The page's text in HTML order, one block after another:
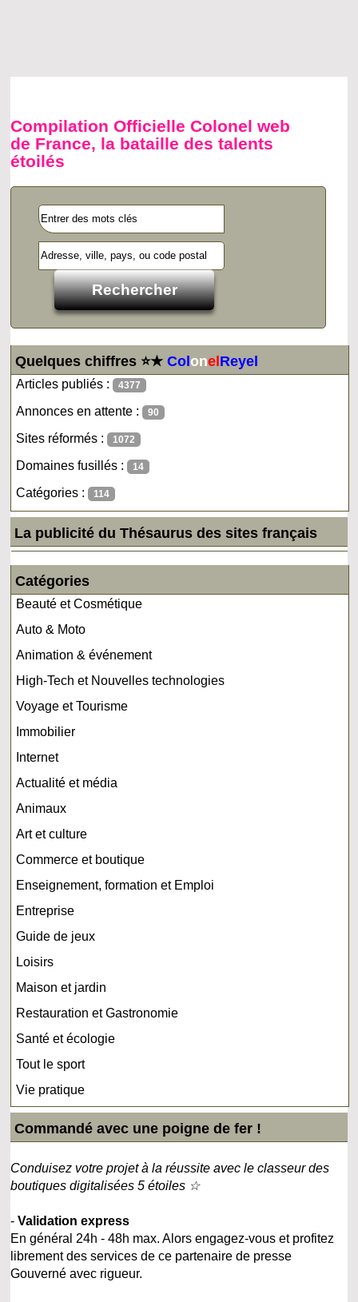
Compilation Officielle Colonel web
de France, la bataille des talents
étoilés
Quelques chiffres ⭐★ColonelReyel
Articles publiés : 4377
Annonces en attente : 90
Sites réformés : 1072
Domaines fusillés : 14
Catégories : 114
La publicité du Thésaurus des sites français
Catégories
Beauté et Cosmétique
Auto & Moto
Animation & événement
High-Tech et Nouvelles technologies
Voyage et Tourisme
Immobilier
Internet
Actualité et média
Animaux
Art et culture
Commerce et boutique
Enseignement, formation et Emploi
Entreprise
Guide de jeux
Loisirs
Maison et jardin
Restauration et Gastronomie
Santé et écologie
Tout le sport
Vie pratique
Commandé avec une poigne de fer !
Conduisez votre projet à la réussite avec le classeur des
boutiques digitalisées 5 étoiles ☆
-Validation express
En général 24h - 48h max. Alors engagez-vous et profitez
librement des services de ce partenaire de presse
Gouverné avec rigueur.